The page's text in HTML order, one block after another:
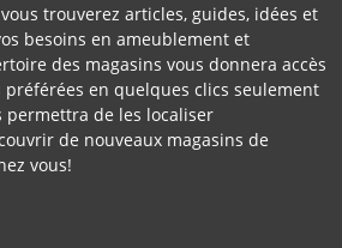
trouverez articles, guides, idées et
besoins en ameublement et
des magasins vous donnera accès
en quelques clics seulement
de les localiser
de nouveaux magasins de
vous!